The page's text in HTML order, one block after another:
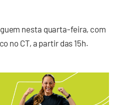
nesta quarta-feira, com
no CT, a partir das 15h.